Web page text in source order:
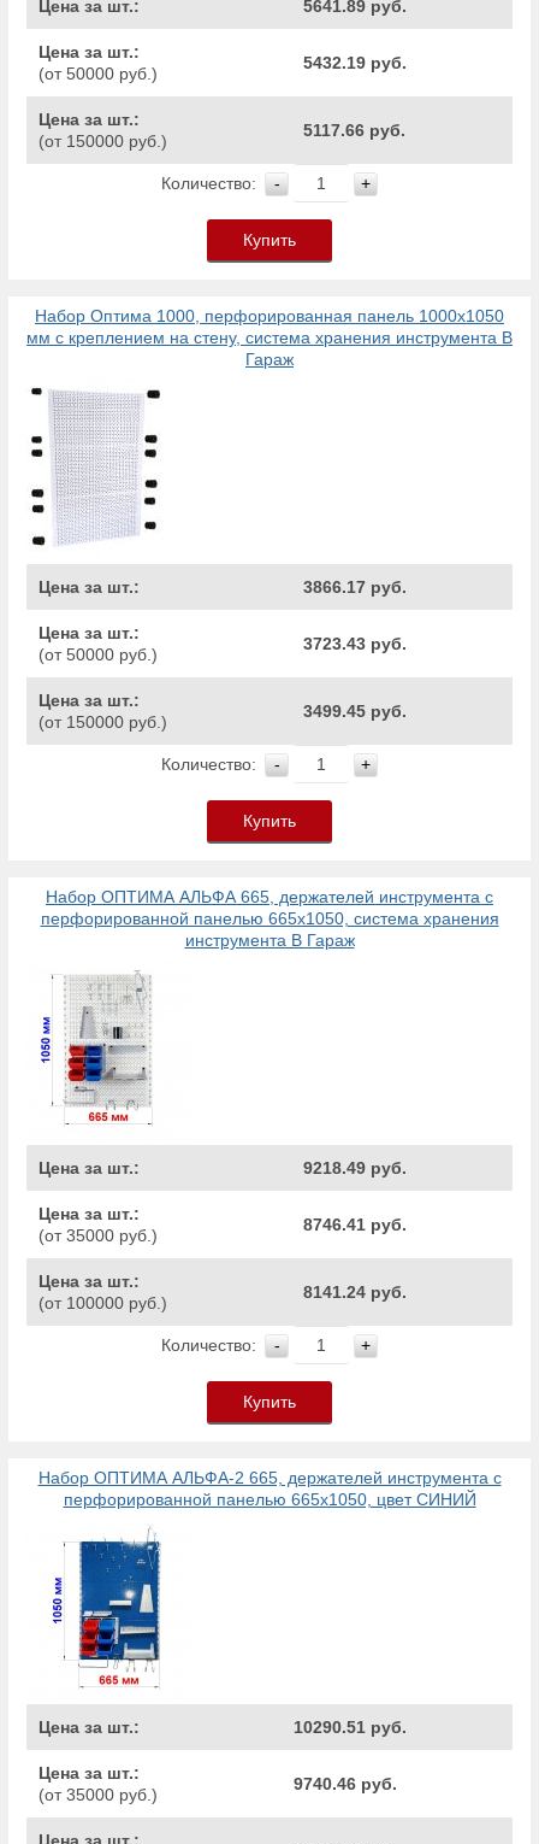
Цена за шт.: 5641.89 руб.
Цена за шт.:
(от 50000 руб.)
5432.19 руб.
Цена за шт.:
(от 150000 руб.)
5117.66 руб.
Количество: - +
Купить
Набор Оптима 1000, перфорированная панель 1000х1050
мм с креплением на стену, система хранения инструмента В
Гараж
Цена за шт.: 3866.17 руб.
Цена за шт.:
(от 50000 руб.)
3723.43 руб.
Цена за шт.:
(от 150000 руб.)
3499.45 руб.
Количество: - +
Купить
Набор ОПТИМА АЛЬФА 665, держателей инструмента с
перфорированной панелью 665х1050, система хранения
инструмента В Гараж
Цена за шт.: 9218.49 руб.
Цена за шт.:
(от 35000 руб.)
8746.41 руб.
Цена за шт.:
(от 100000 руб.)
8141.24 руб.
Количество: - +
Купить
Набор ОПТИМА АЛЬФА-2 665, держателей инструмента с
перфорированной панелью 665х1050, цвет СИНИЙ
Цена за шт.: 10290.51 руб.
Цена за шт.:
(от 35000 руб.)
9740.46 руб.
Цена за шт.: